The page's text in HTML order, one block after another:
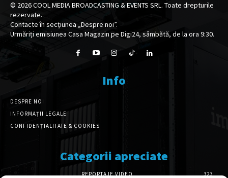
© 2026COOL MEDIA BROADCASTING & EVENTS SRL. Toate drepturile
rezervate.
Contacte în secțiunea „Despre noi”.
Urmăriți emisiunea Casa Magazin pe Digi24, sâmbătă, de la ora 9:30.
Info
DESPRE NOI
INFORMAȚII LEGALE
CONFIDENȚIALITATE & COOKIES
Categorii apreciate
REPORTAJE VIDEO 323